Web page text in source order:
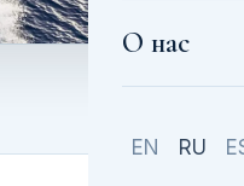
О нас
EN RU